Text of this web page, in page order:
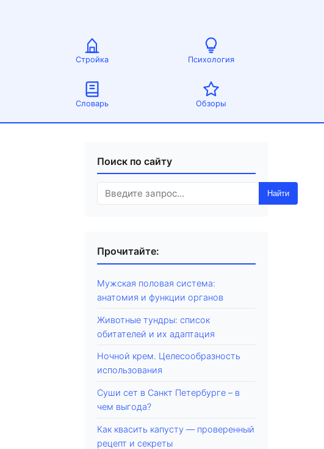
Стройка Психология
Словарь Обзоры
Поиск по сайту
Найти
Прочитайте:
Мужская половая система:
анатомия и функции органов
Животные тундры: список
обитателей и их адаптация
Ночной крем. Целесообразность
использования
Суши сет в Санкт Петербурге – в
чем выгода?
Как квасить капусту — проверенный
рецепт и секреты